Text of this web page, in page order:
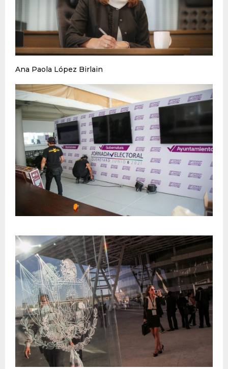
Ana Paola López Birlain